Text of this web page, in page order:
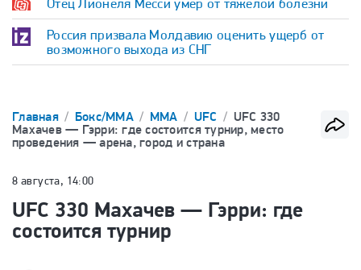
Отец Лионеля Месси умер от тяжелой болезни
Россия призвала Молдавию оценить ущерб от
возможного выхода из СНГ
Главная Бокс/ММА ММА UFC
UFC 330
Махачев — Гэрри: где состоится турнир, место
проведения — арена, город и страна
8 августа, 14:00
UFC 330 Махачев — Гэрри: где
состоится турнир